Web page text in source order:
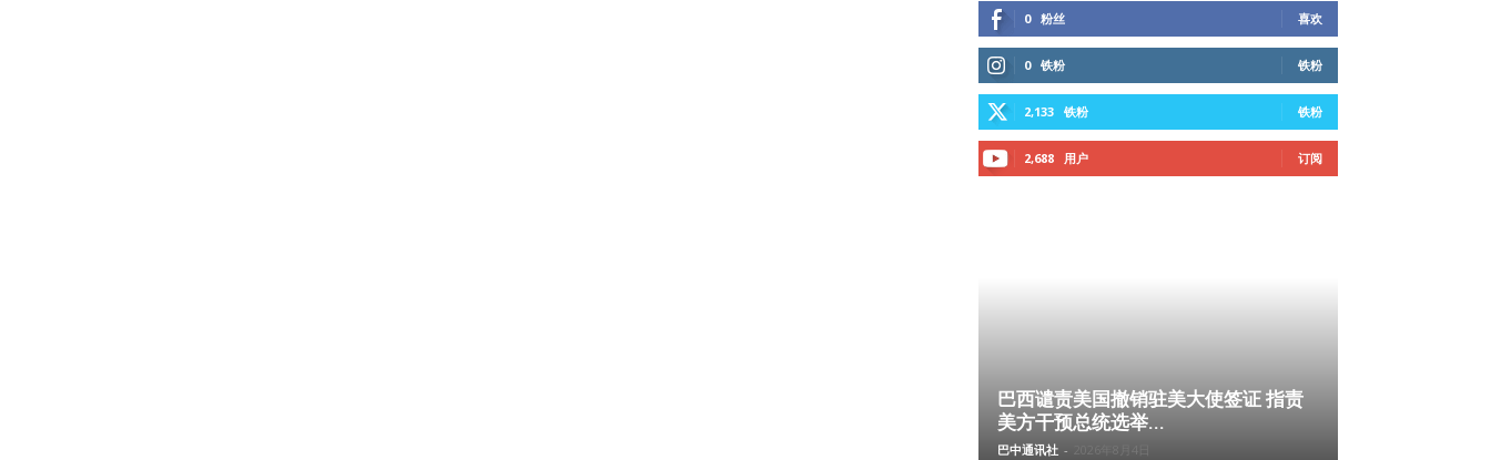
0 粉丝 喜欢
0 铁粉 铁粉
2,133 铁粉 铁粉
2,688 用户 订阅
巴西谴责美国撤销驻美大使签证 指责
美方干预总统选举...
巴中通讯社 -